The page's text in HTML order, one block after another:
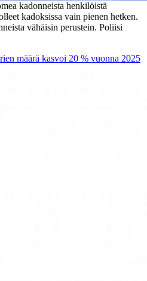
kadonneista henkilöistä
kadoksissa vain pienen hetken.
vähäisin perustein. Poliisi
määrä kasvoi 20 % vuonna 2025